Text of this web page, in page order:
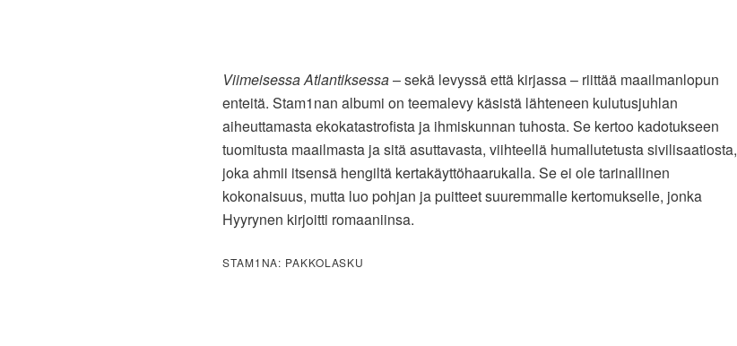
Viimeisessa Atlantiksessa– sekä levyssä että kirjassa – riittää maailmanlopun
enteitä. Stam1nan albumi on teemalevy käsistä lähteneen kulutusjuhlan
aiheuttamasta ekokatastrofista ja ihmiskunnan tuhosta. Se kertoo kadotukseen
tuomitusta maailmasta ja sitä asuttavasta, viihteellä humallutetusta sivilisaatiosta,
joka ahmii itsensä hengiltä kertakäyttöhaarukalla. Se ei ole tarinallinen
kokonaisuus, mutta luo pohjan ja puitteet suuremmalle kertomukselle, jonka
Hyyrynen kirjoitti romaaniinsa.
STAM1NA: PAKKOLASKU